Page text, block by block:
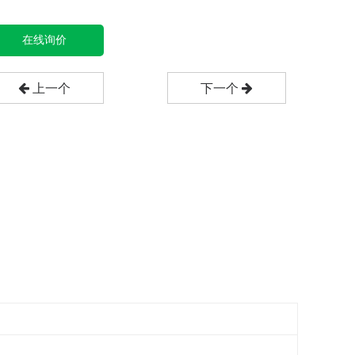
在线询价
上一个 下一个